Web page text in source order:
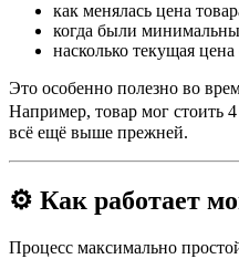
как менялась цена
когда были
насколько текущая
Это особенно полезно во
Например, товар мог стоить
всё ещё выше прежней.
⚙️ Как работает
Процесс максимально